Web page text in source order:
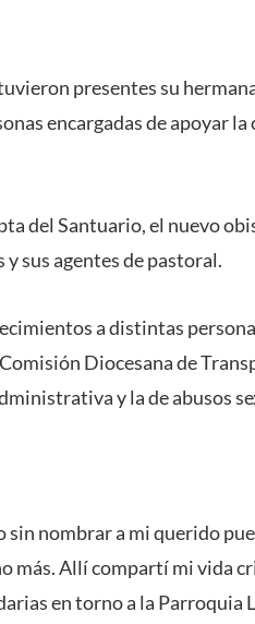
presentes su
encargadas de apoyar
del Santuario, el nuevo
y sus agentes de pastoral.
a distintas
Diocesana de
y la de abusos
nombrar a mi querido
más. Allí compartí mi vida
en torno a la Parroquia